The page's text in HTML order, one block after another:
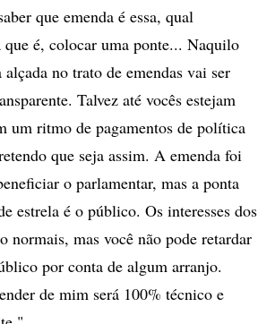
que emenda é essa, qual
é, colocar uma ponte... Naquilo
no trato de emendas vai ser
Talvez até vocês estejam
um ritmo de pagamentos de política
que seja assim. A emenda foi
o parlamentar, mas a ponta
estrela é o público. Os interesses dos
normais, mas você não pode retardar
por conta de algum arranjo.
de mim será 100% técnico e